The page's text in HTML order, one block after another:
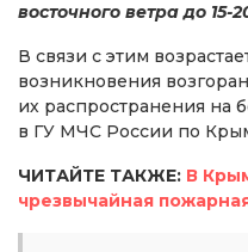
восточного ветра до 15-
В связи с этим
возникновения
их распространения на
в ГУ МЧС России по
ЧИТАЙТЕ ТАКЖЕ: В
чрезвычайная